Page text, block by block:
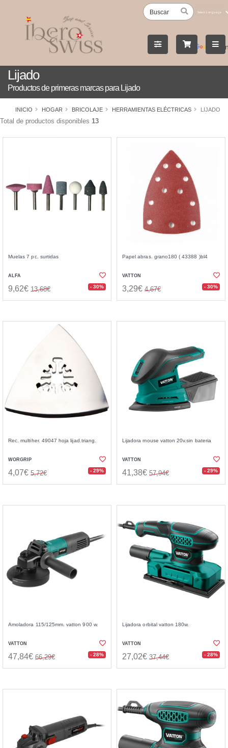
by
Lijado
Productos de primeras marcas para Lijado
INICIO HOGAR BRICOLAJE HERRAMIENTAS ELÉCTRICAS LIJADO
Total de productos disponibles 13
Muelas 7 pc. surtidas
ALFA
9,62€ 13,68€ - 30%
Papel abras. grano180 ( 43388 )bl4
VATTON
3,29€ 4,67€ - 30%
Rec. multiher. 49047 hoja lijad.triang.
WORGRIP
4,07€ 5,72€ - 29%
Lijadora mouse vatton 20v.sin bateria
VATTON
41,38€ 57,94€ - 29%
Amoladora 115/125mm. vatton 900 w.
VATTON
47,84€ 66,29€ - 28%
Lijadora orbital vatton 180w.
VATTON
27,02€ 37,44€ - 28%